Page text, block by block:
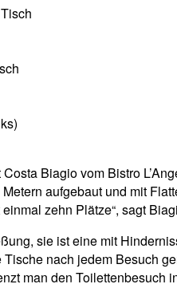
Biagio vom Bistro
aufgebaut und mit
zehn Plätze“, sagt
sie ist eine mit
nach jedem Besuch
man den